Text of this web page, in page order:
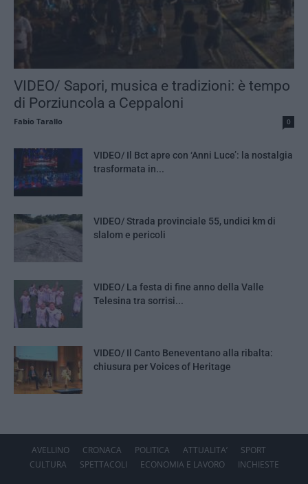
VIDEO/ Sapori, musica e tradizioni: è tempo
di Porziuncola a Ceppaloni
Fabio Tarallo 0
VIDEO/ Il Bct apre con ‘Anni Luce’: la nostalgia
trasformata in...
VIDEO/ Strada provinciale 55, undici km di
slalom e pericoli
VIDEO/ La festa di fine anno della Valle
Telesina tra sorrisi...
VIDEO/ Il Canto Beneventano alla ribalta:
chiusura per Voices of Heritage
AVELLINO CRONACA POLITICA ATTUALITA’
SPORT
CULTURA
SPETTACOLI ECONOMIA E LAVORO INCHIESTE